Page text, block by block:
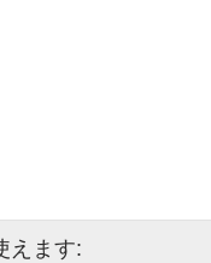
えます: